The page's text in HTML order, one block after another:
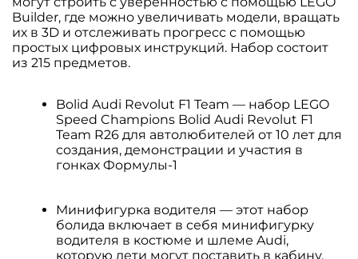
Builder, где можно увеличивать модели, вращать
их в 3D и отслеживать прогресс с помощью
простых цифровых инструкций. Набор состоит
из 215 предметов.
Bolid Audi Revolut F1 Team — набор LEGO
Speed Champions Bolid Audi Revolut F1
Team R26 для автолюбителей от 10 лет для
создания, демонстрации и участия в
гонках Формулы-1
Минифигурка водителя — этот набор
болида включает в себя минифигурку
водителя в костюме и шлеме Audi,
которую дети могут поставить в кабину,